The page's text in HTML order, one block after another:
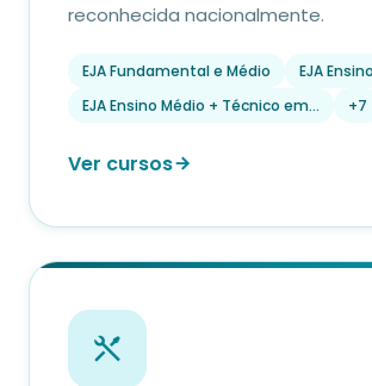
reconhecida nacionalmente.
EJA Fundamental e Médio
EJA
EJA Ensino Médio + Técnico em…
+7
Ver cursos